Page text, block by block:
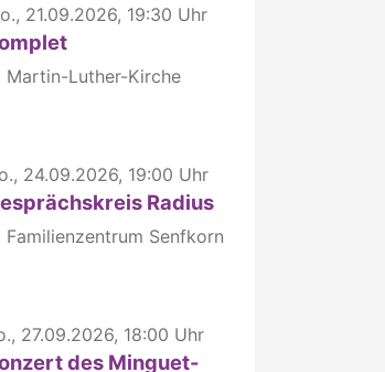
21.09.2026, 19:30 Uhr
Martin-Luther-Kirche
24.09.2026, 19:00 Uhr
Radius
Familienzentrum Senfkorn
27.09.2026, 18:00 Uhr
des Minguet-